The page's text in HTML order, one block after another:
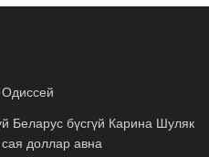
бүсгүй Карина Шуляк
доллар авна